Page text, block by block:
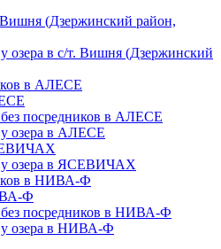
Вишня (Дзержинский район,
озера в с/т. Вишня (Дзержинский
в АЛЕСЕ
посредников в АЛЕСЕ
озера в АЛЕСЕ
у озера в ЯСЕВИЧАХ
в НИВА-Ф
Ф
посредников в НИВА-Ф
у озера в НИВА-Ф